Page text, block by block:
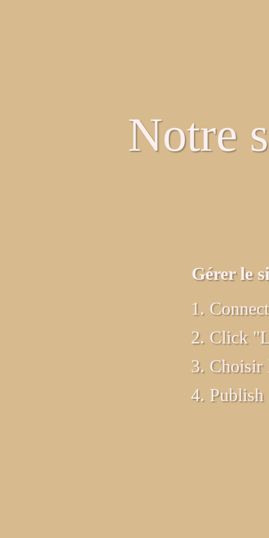
Notre
Gérer le
Click
Choisir
Publish